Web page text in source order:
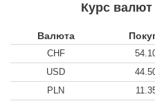
Курс
Валюта
CHF
USD
PLN